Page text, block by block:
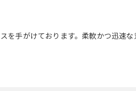
を手がけております。柔軟かつ迅速な